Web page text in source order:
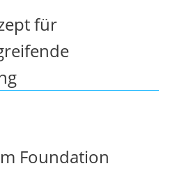
für
Foundation